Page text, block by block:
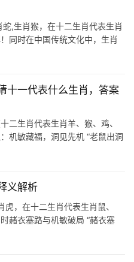
,生肖猴，在十二生肖代表生肖
同时在中国传统文化中，生肖
指某些生肖在特定阶段需化解
十一代表什么生肖，答案
二生肖代表生肖羊、猴、鸡、
机敏藏福，洞见先机 “老鼠出洞
肖鼠若遇“九十过后猜十一”的谜
义解析
，在十二生肖代表生肖鼠、
赭衣塞路与机敏破局 “赭衣塞
出生之人，天生具备敏锐嗅觉，